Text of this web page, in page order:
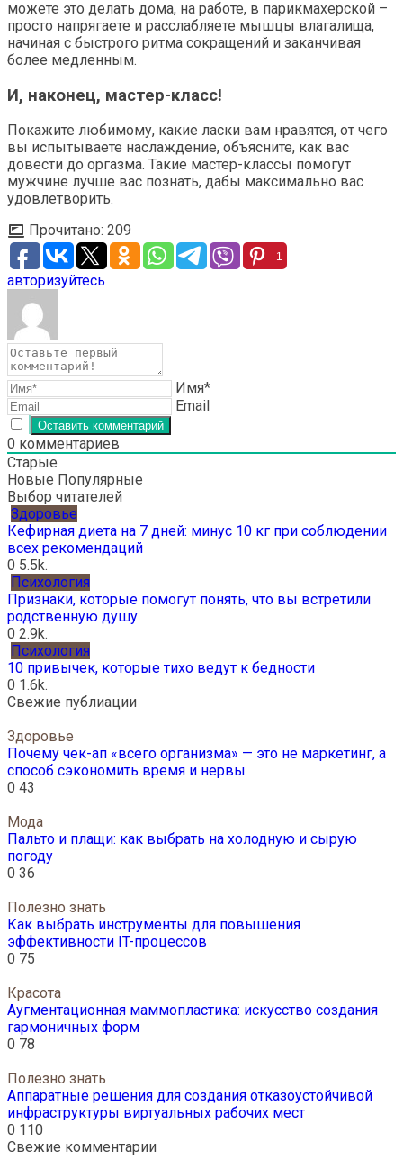
можете это делать дома, на работе, в парикмахерской –
просто напрягаете и расслабляете мышцы влагалища,
начиная с быстрого ритма сокращений и заканчивая
более медленным.
И, наконец, мастер-класс!
Покажите любимому, какие ласки вам нравятся, от чего
вы испытываете наслаждение, объясните, как вас
довести до оргазма. Такие мастер-классы помогут
мужчине лучше вас познать, дабы максимально вас
удовлетворить.
Прочитано: 209
1
авторизуйтесь
Имя*
Email
0 комментариев
Старые
Новые Популярные
Выбор читателей
Здоровье
Кефирная диета на 7 дней: минус 10 кг при соблюдении
всех рекомендаций
0 5.5k.
Психология
Признаки, которые помогут понять, что вы встретили
родственную душу
0 2.9k.
Психология
10 привычек, которые тихо ведут к бедности
0 1.6k.
Свежие публиации
Здоровье
Почему чек-ап «всего организма» — это не маркетинг, а
способ сэкономить время и нервы
0 43
Мода
Пальто и плащи: как выбрать на холодную и сырую
погоду
0 36
Полезно знать
Как выбрать инструменты для повышения
эффективности IT-процессов
0 75
Красота
Аугментационная маммопластика: искусство создания
гармоничных форм
0 78
Полезно знать
Аппаратные решения для создания отказоустойчивой
инфраструктуры виртуальных рабочих мест
0 110
Свежие комментарии